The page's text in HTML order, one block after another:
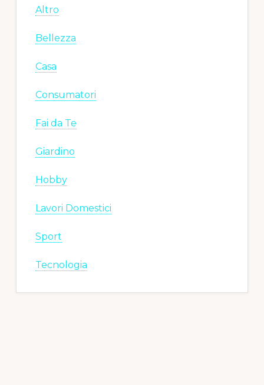
Altro
Bellezza
Casa
Consumatori
Fai da Te
Giardino
Hobby
Lavori Domestici
Sport
Tecnologia